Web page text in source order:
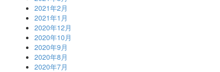
2021年2月
2021年1月
2020年12月
2020年10月
2020年9月
2020年8月
2020年7月